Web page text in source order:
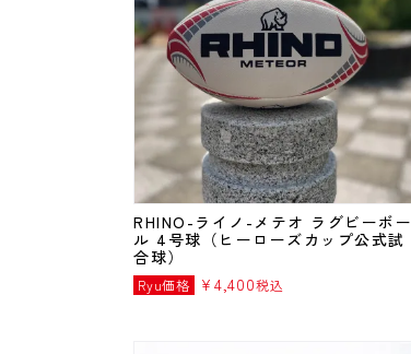
RHINO-ライノ-メテオ ラグビーボー
ル 4号球（ヒーローズカップ公式試
合球）
Ryu価格 ¥ 4,400税込